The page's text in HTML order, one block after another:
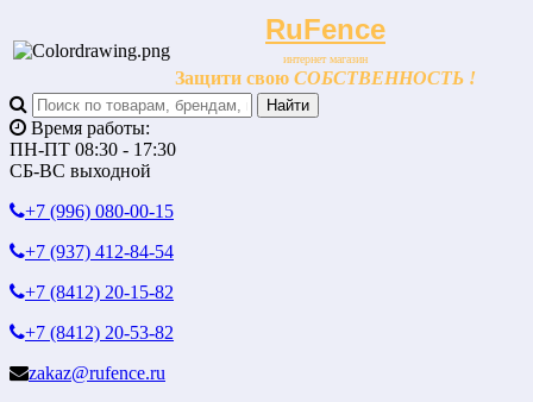
RuFence
интернет магазин
Защити свою СОБСТВЕННОСТЬ !
Время работы:
ПН-ПТ 08:30 - 17:30
СБ-ВС выходной
+7 (996) 080-00-15
+7 (937) 412-84-54
+7 (8412) 20-15-82
+7 (8412) 20-53-82
zakaz@rufence.ru